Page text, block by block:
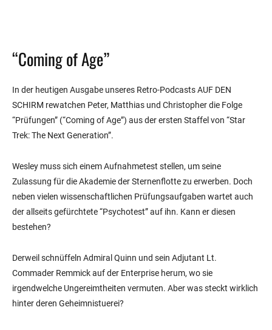
“Coming of Age”
In der heutigen Ausgabe unseres Retro-Podcasts AUF DEN
SCHIRM rewatchen Peter, Matthias und Christopher die Folge
“Prüfungen” (“Coming of Age”) aus der ersten Staffel von “Star
Trek: The Next Generation”.
Wesley muss sich einem Aufnahmetest stellen, um seine
Zulassung für die Akademie der Sternenflotte zu erwerben. Doch
neben vielen wissenschaftlichen Prüfungsaufgaben wartet auch
der allseits gefürchtete “Psychotest” auf ihn. Kann er diesen
bestehen?
Derweil schnüffeln Admiral Quinn und sein Adjutant Lt.
Commader Remmick auf der Enterprise herum, wo sie
irgendwelche Ungereimtheiten vermuten. Aber was steckt wirklich
hinter deren Geheimnistuerei?